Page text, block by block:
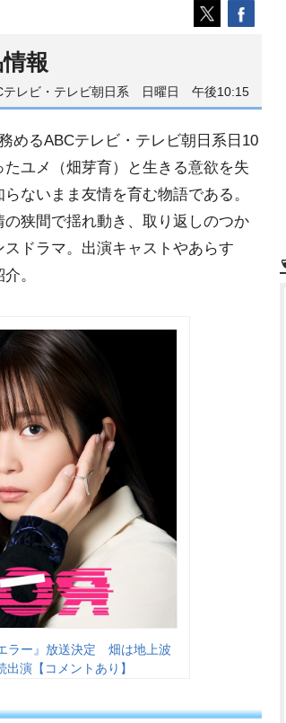
報
レビ・テレビ朝日系 日曜日 午後10:15
めるABCテレビ・テレビ朝日系日10
ユメ（畑芽育）と生きる意欲を失
ないまま友情を育む物語である。
狭間で揺れ動き、取り返しのつか
ドラマ。出演キャストやあらす
。
ラー』放送決定 畑は地上波
演【コメントあり】